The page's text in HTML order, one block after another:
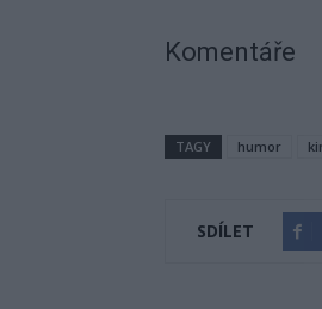
Komentáře
TAGY humor
SDÍLET